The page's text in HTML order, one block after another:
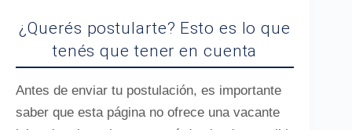
¿Querés postularte? Esto es lo que
tenés que tener en cuenta
Antes de enviar tu postulación, es importante
saber que esta página no ofrece una vacante